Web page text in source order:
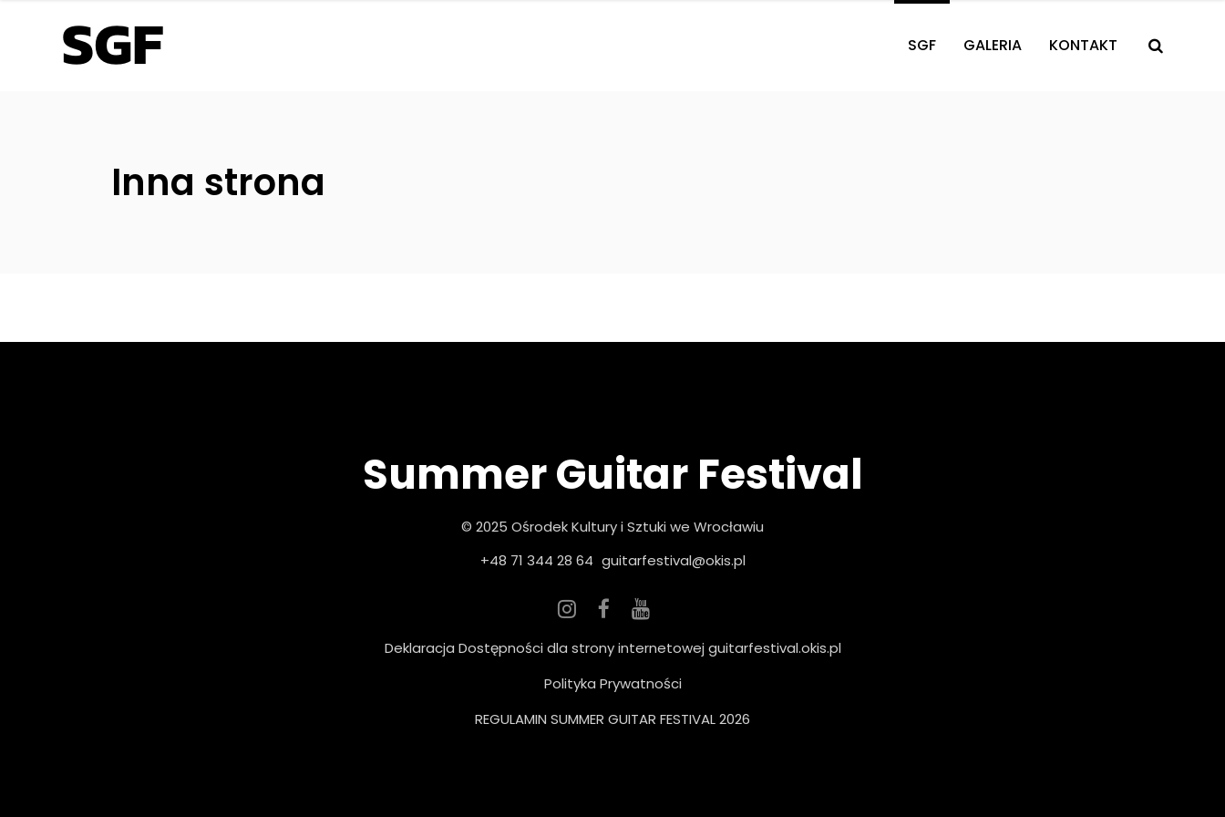
SGF GALERIA KONTAKT
Inna strona
Summer Guitar Festival
© 2025 Ośrodek Kultury i Sztuki we Wrocławiu
+48 71 344 28 64 guitarfestival@okis.pl
Deklaracja Dostępności dla strony internetowej guitarfestival.okis.pl
Polityka Prywatności
REGULAMIN SUMMER GUITAR FESTIVAL 2026